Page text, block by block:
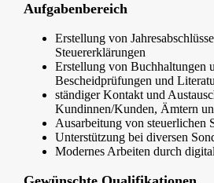
Aufgabenbereich
Erstellung von
Steuererklärungen
Erstellung von Buchhaltungen
Bescheidprüfungen und
ständiger Kontakt und
Kundinnen/Kunden, Ämtern
Ausarbeitung von steuerlichen
Unterstützung bei diversen
Modernes Arbeiten durch